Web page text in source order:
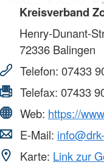
Kreisverband
Henry-Dunant-
72336 Balingen
Telefon: 07433
Telefax: 07433
Web: https://
E-Mail:
Karte: Link zur